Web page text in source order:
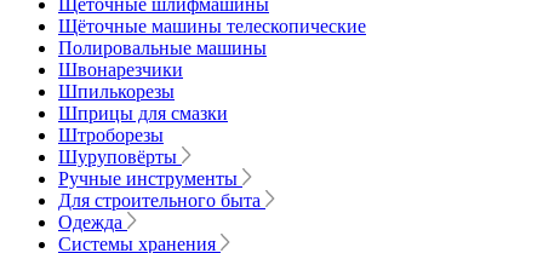
Щёточные шлифмашины
Щёточные машины телескопические
Полировальные машины
Швонарезчики
Шпилькорезы
Шприцы для смазки
Штроборезы
Шуруповёрты
Ручные инструменты
Для строительного быта
Одежда
Системы хранения